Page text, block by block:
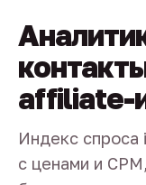
affiliate-
Индекс спроса
с ценами и